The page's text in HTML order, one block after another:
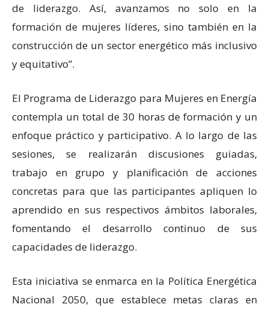
de liderazgo. Así, avanzamos no solo en la
formación de mujeres líderes, sino también en la
construcción de un sector energético más inclusivo
y equitativo”.
El Programa de Liderazgo para Mujeres en Energía
contempla un total de 30 horas de formación y un
enfoque práctico y participativo. A lo largo de las
sesiones, se realizarán discusiones guiadas,
trabajo en grupo y planificación de acciones
concretas para que las participantes apliquen lo
aprendido en sus respectivos ámbitos laborales,
fomentando el desarrollo continuo de sus
capacidades de liderazgo.
Esta iniciativa se enmarca en la Política Energética
Nacional 2050, que establece metas claras en